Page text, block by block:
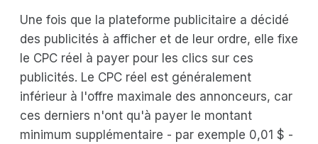
Une fois que la plateforme publicitaire a décidé
des publicités à afficher et de leur ordre, elle fixe
le CPC réel à payer pour les clics sur ces
publicités. Le CPC réel est généralement
inférieur à l'offre maximale des annonceurs, car
ces derniers n'ont qu'à payer le montant
minimum supplémentaire - par exemple 0,01 $ -